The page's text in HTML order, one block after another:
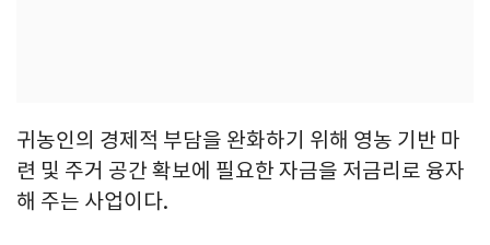
귀농인의 경제적 부담을 완화하기 위해 영농 기반 마
련 및 주거 공간 확보에 필요한 자금을 저금리로 융자
해 주는 사업이다.